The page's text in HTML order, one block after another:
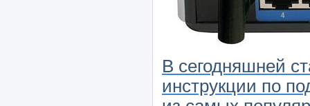
В сегодняшней
инструкции по